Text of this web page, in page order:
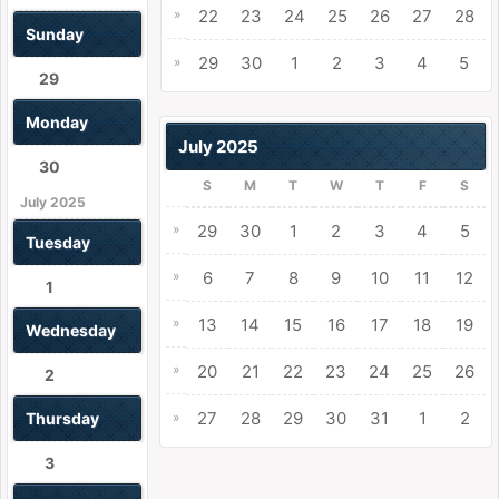
Sunday
29
Monday
30
July 2025
Tuesday
1
Wednesday
2
Thursday
3
» 22 23 24 25 26 27 28
» 29 30 1 2 3 4 5
July 2025
S M T W T F S
» 29 30 1 2 3 4 5
» 6 7 8 9 10 11 12
» 13 14 15 16 17 18 19
» 20 21 22 23 24 25 26
» 27 28 29 30 31 1 2